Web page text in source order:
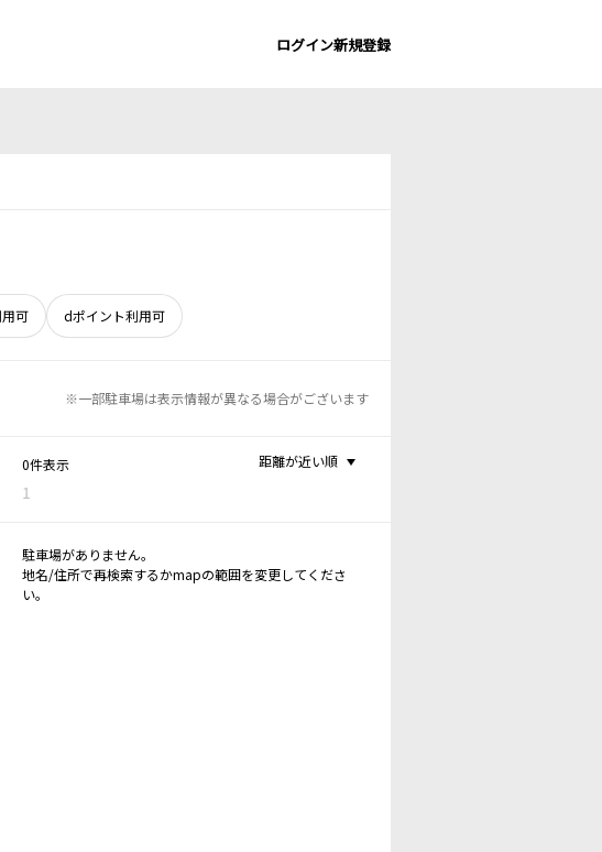
ログイン新規登録
可 dポイント利用可
※一部駐車場は表示情報が異なる場合がございます
0件表示
1
距離が近い順
駐車場がありません。
地名/住所で再検索するかmapの範囲を変更してくださ
い。